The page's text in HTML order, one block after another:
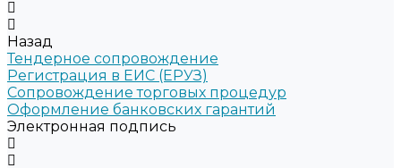
Назад
Тендерное сопровождение
Регистрация в ЕИС (ЕРУЗ)
Сопровождение торговых процедур
Оформление банковских гарантий
Электронная подпись